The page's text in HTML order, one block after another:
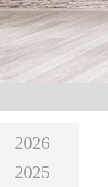
2026
2025